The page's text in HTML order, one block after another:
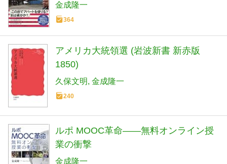
金成隆一
364
アメリカ大統領選 (岩波新書 新赤版
1850)
久保文明 金成隆一
240
ルポ MOOC革命――無料オンライン授
業の衝撃
金成隆一